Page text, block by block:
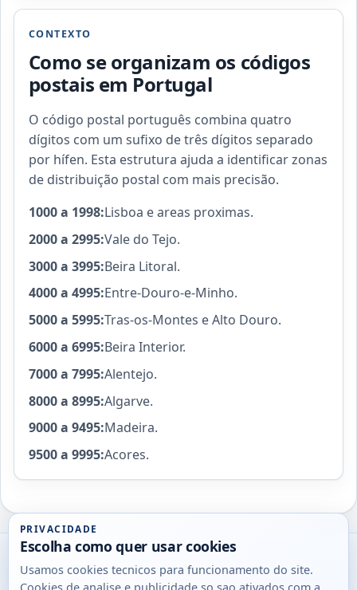
CONTEXTO
Como se organizam os códigos
postais em Portugal
O código postal português combina quatro
dígitos com um sufixo de três dígitos separado
por hífen. Esta estrutura ajuda a identificar zonas
de distribuição postal com mais precisão.
1000 a 1998:Lisboa e areas proximas.
2000 a 2995:Vale do Tejo.
3000 a 3995:Beira Litoral.
4000 a 4995:Entre-Douro-e-Minho.
5000 a 5995:Tras-os-Montes e Alto Douro.
6000 a 6995:Beira Interior.
7000 a 7995:Alentejo.
8000 a 8995:Algarve.
9000 a 9495:Madeira.
9500 a 9995:Acores.
Utils
DB
PRIVACIDADE
Escolha como quer usar cookies
Usamos cookies tecnicos para funcionamento do site.